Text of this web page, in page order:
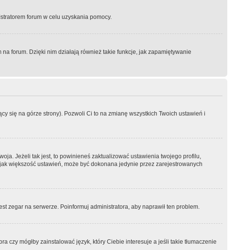
forum w celu uzyskania pomocy.
forum. Dzięki nim działają również takie funkcje, jak zapamiętywanie
się na górze strony). Pozwoli Ci to na zmianę wszystkich Twoich ustawień i
Jeżeli tak jest, to powinieneś zaktualizować ustawienia twojego profilu,
większość ustawień, może być dokonana jedynie przez zarejestrowanych
zegar na serwerze. Poinformuj administratora, aby naprawił ten problem.
czy mógłby zainstalować język, który Ciebie interesuje a jeśli takie tłumaczenie